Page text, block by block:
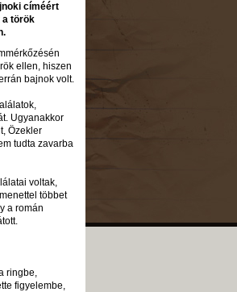
címéért
a török
ellen, hiszen
bajnok volt.
Ugyanakkor
Özekler
tudta zavarba
voltak,
többet
a román
ringbe,
figyelembe,